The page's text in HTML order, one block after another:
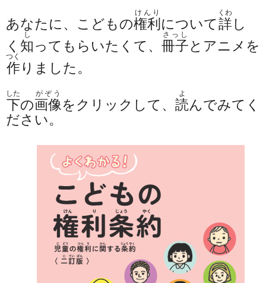
あなたに、こどもの権利
けんり
について詳
くわ
し
く 知
し
ってもらいたくて、 冊子
さっし
とアニメを
作
つく
りました。
下
した
の画像
がぞう
をクリックして、 読
よ
んでみてく
ださい。